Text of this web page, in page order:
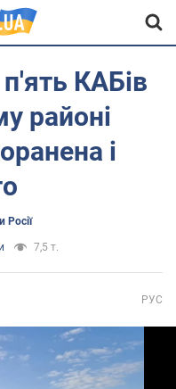
КАБів
районі
і
Росії
7,5 т.
РУС